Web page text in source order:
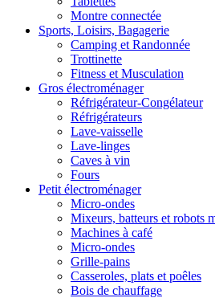
Montre connectée
Sports, Loisirs, Bagagerie
Camping et Randonnée
Trottinette
Fitness et Musculation
Gros électroménager
Réfrigérateur-Congélateur
Réfrigérateurs
Lave-vaisselle
Lave-linges
Caves à vin
Fours
Petit électroménager
Micro-ondes
Mixeurs, batteurs et robots
Machines à café
Micro-ondes
Grille-pains
Casseroles, plats et poêles
Bois de chauffage